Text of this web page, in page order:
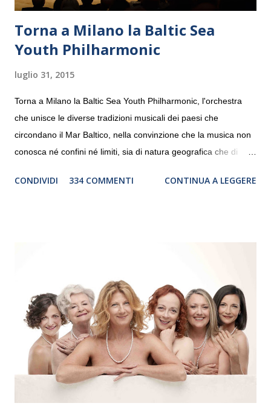
Torna a Milano la Baltic Sea
Youth Philharmonic
luglio 31, 2015
Torna a Milano la Baltic Sea Youth Philharmonic, l'orchestra
che unisce le diverse tradizioni musicali dei paesi che
circondano il Mar Baltico, nella convinzione che la musica non
conosca né confini né limiti, sia di natura geografica che di
debutterà il 10 settembre a Heiden, in Germania, e toccherà, in
“Settembre dell’Accademia” dove si esibirà per il secondo anno
consecutivo. Il pubblico milanese avrà il piacere di applaudire i
giovani artisti della Baltic Sea Youth Philharmonic per la quarta
volta. L’orchestra, fondata nel 2008 da Kristjan Järvi (affiancato
da un prestigioso consiglio di consulent...
CONDIVIDI 334 COMMENTI CONTINUA A LEGGERE